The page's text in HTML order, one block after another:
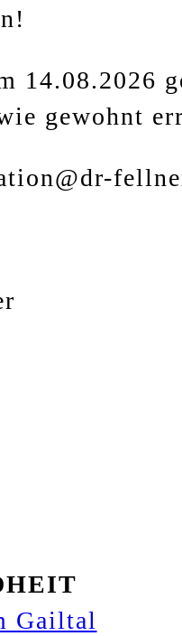
14.08.2026
gewohnt
Gailtal